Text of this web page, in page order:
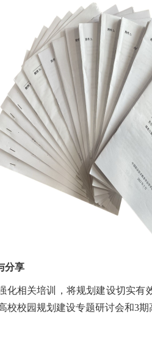
分享
化相关培训，将规划建设切实有
校园规划建设专题研讨会和3期